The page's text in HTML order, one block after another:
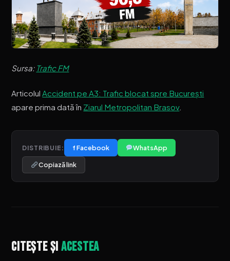
Sursa: Trafic FM
ArticolulAccident pe A3: Trafic blocat spre București
apare prima dată în Ziarul Metropolitan Brasov.
DISTRIBUIE: f Facebook WhatsApp
Copiază link
Citește șiacestea